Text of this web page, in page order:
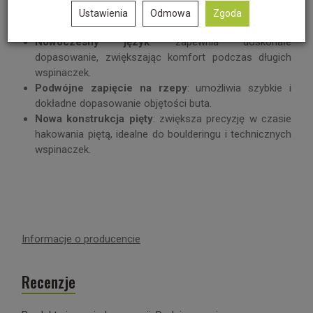
Precyzyjność na małych stopniach: idealne do
wspinaczki technicznej.
Nowoczesny język: zapewnia doskonałe
dopasowanie, zwiększając komfort podczas długich
wspinaczek.
Podwójne zapięcie na rzepy: umożliwia szybkie i
dokładne dopasowanie objętości buta.
Nowa konstrukcja pięty: zwiększa precyzję w czasie
hakowania piętą, idealne do boulderingu i technicznych
wspinaczek.
Informacje o producencie
Recenzje
Ustawienia Odmowa Zgoda